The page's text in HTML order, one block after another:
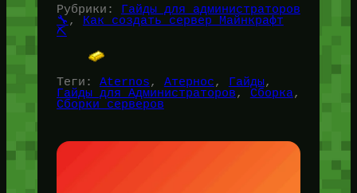
Рубрики: Гайды для администраторов
🔧 , Как создать сервер Майнкрафт
⛏️
Теги: Aternos, Атернос, Гайды
Гайды для Администраторов, Сборка
Сборки серверов